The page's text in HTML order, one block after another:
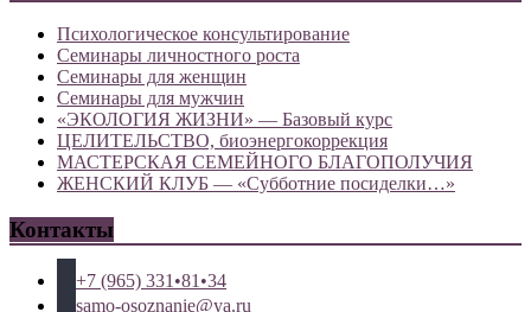
Психологическое консультирование
Семинары личностного роста
Семинары для женщин
Семинары для мужчин
«ЭКОЛОГИЯ ЖИЗНИ» — Базовый курс
ЦЕЛИТЕЛЬСТВО, биоэнергокоррекция
МАСТЕРСКАЯ СЕМЕЙНОГО БЛАГОПОЛУЧИЯ
ЖЕНСКИЙ КЛУБ — «Субботние посиделки…»
Контакты
+7 (965) 331•81•34
samo-osoznanie@ya.ru